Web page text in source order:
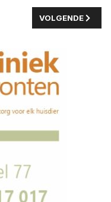
DRONTEN KLAAR
VOLGENDE
VOLGENDE